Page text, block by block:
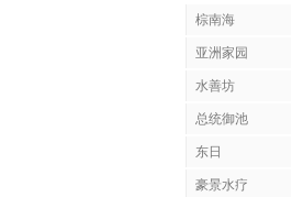
棕南海
亚洲家园
水善坊
总统御池
东日
豪景水疗